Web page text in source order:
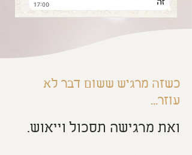
ואת מרגישה תסכול וייאוש.
כשזה מרגיש ששום דבר לא
עוזר...